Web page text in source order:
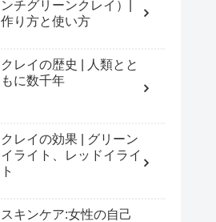
ンチグリーンクレイ）|
作り方と使い方
クレイの歴史 | 人類とと
もに数千年
クレイの効果 | グリーン
イライト、レッドイライ
ト
スキンケア:女性の自己